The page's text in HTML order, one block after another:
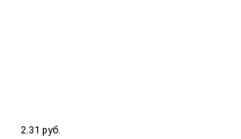
2.31 руб.